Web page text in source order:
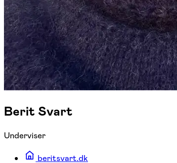
Berit Svart
Underviser
beritsvart.dk